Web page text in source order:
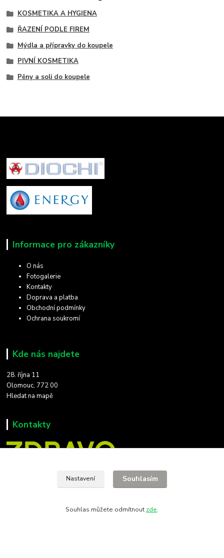
KOSMETIKA A HYGIENA
ŘAZENÍ PODLE FIREM
Mýdla a přípravky do koupele
PIVNÍ KOSMETIKA
Pěny a soli do koupele
Informace pro zákazníky
O nás
Fotogalerie
Kontakty
Doprava a platba
Obchodní podmínky
Ochrana soukromí
Kde nás najdete
28. října 11
Olomouc, 772 00
Hledat na mapě
Kontakty
+420 608 712 654
Nastavení Souhlasím
Souhlas můžete odmítnout zde.